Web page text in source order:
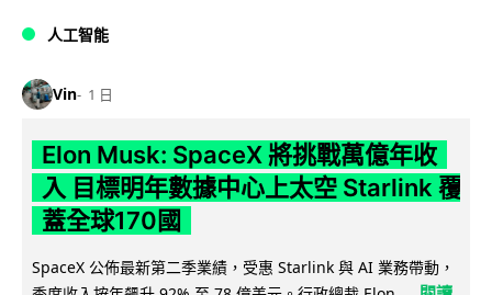
人工智能
Vin 1 日
Elon Musk: SpaceX 將挑戰萬億年收
入 目標明年數據中心上太空 Starlink 覆
蓋全球170國
SpaceX 公佈最新第二季業績，受惠 Starlink 與 AI 業務帶動，